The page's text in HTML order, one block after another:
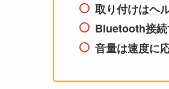
取り付けはヘ
Bluetooth接
音量は速度に